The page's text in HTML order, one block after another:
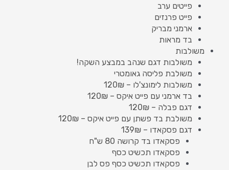
פייטים ערב
פייט פרנזים
ארמני מבריק
בד מראות
משולבות
משולבות דגם שנהב במבצע השקה!
משולבת פליסה גאומטרי
משולבות לימונצ'לו – 120₪
בד ארמני עם פייט איקס – 120₪
דגם פבלה – 120₪
משולבת בד פשתן עם פייט איקס – 120₪
דגם פסקאדו – 139₪
פסקאדו בד קרושה 80 ש"ח
פסקאדו תכשיט כסף
פסקאדו תכשיט כסף פס לבן